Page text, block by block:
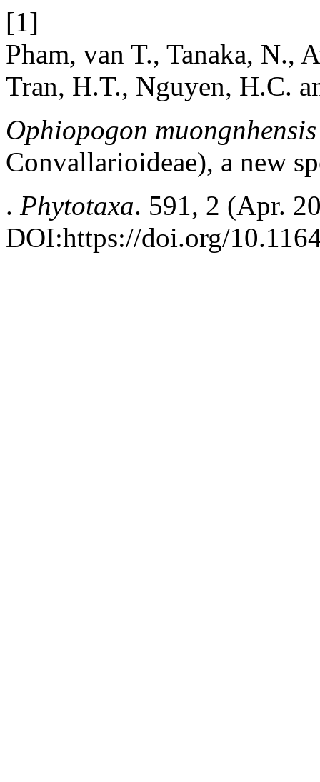
[1]
Pham, van T., Tanaka, N.,
Tran, H.T., Nguyen, H.C.
Ophiopogon muongnhensis
Convallarioideae), a new
. Phytotaxa. 591, 2 (Apr.
DOI:https://doi.org/